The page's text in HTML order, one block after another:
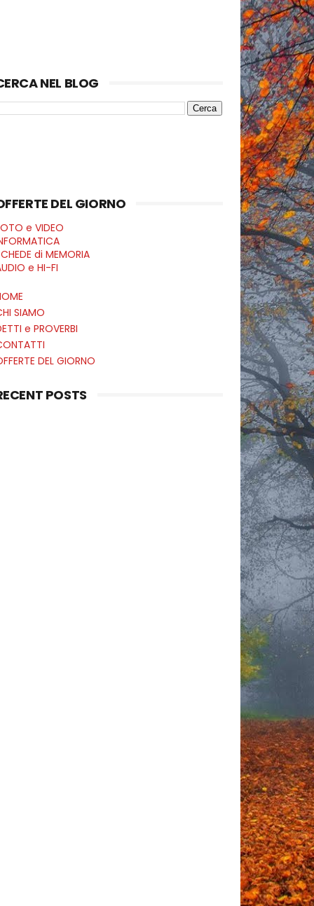
NEL BLOG
DEL GIORNO
e VIDEO
di MEMORIA
e HI-FI
SIAMO
e PROVERBI
DEL GIORNO
POSTS